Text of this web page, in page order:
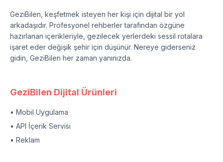
GeziBilen, keşfetmek isteyen her kişi için dijital bir yol
arkadaşıdır. Profesyonel rehberler tarafından özgüne
hazırlanan içerikleriyle, gezilecek yerlerdeki sessil rotalara
işaret eder değişik şehir için düşünür. Nereye giderseniz
gidin, GeziBilen her zaman yanınızda.
GeziBilen Dijital Ürünleri
• Mobil Uygulama
• API İçerik Servisi
• Reklam